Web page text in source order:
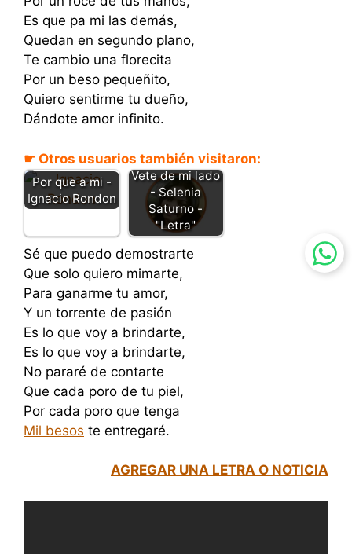
Es que pa mi las demás,
Quedan en segundo plano,
Te cambio una florecita
Por un beso pequeñito,
Quiero sentirme tu dueño,
Dándote amor infinito.
☛ Otros usuarios también visitaron:
Por que a mi -
Ignacio Rondon
Vete de mi lado
- Selenia
Saturno -
"Letra"
Sé que puedo demostrarte
Que solo quiero mimarte,
Para ganarme tu amor,
Y un torrente de pasión
Es lo que voy a brindarte,
Es lo que voy a brindarte,
No pararé de contarte
Que cada poro de tu piel,
Por cada poro que tenga
Mil besos te entregaré.
AGREGAR UNA LETRA O NOTICIA